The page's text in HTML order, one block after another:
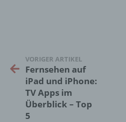
VORIGER ARTIKEL
Fernsehen auf
iPad und iPhone:
TV Apps im
Überblick – Top
5
Verbreitung oder eine
Bereitstellung, den
Verknüpfung, die
Löschen oder die